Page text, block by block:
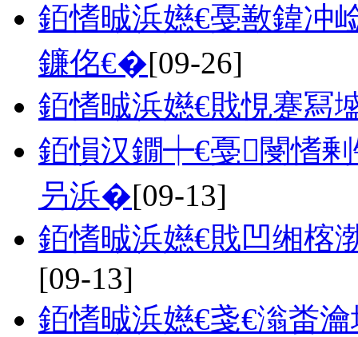
銆愭晠浜嬨€戞敾鍏冲
鐮佲€�[09-26]
銆愭晠浜嬨€戝悓蹇冩
銆愪汉鐗┿€戞閿愭
叧浜�[09-13]
銆愭晠浜嬨€戝凹缃楁
[09-13]
銆愭晠浜嬨€戔€滃畨